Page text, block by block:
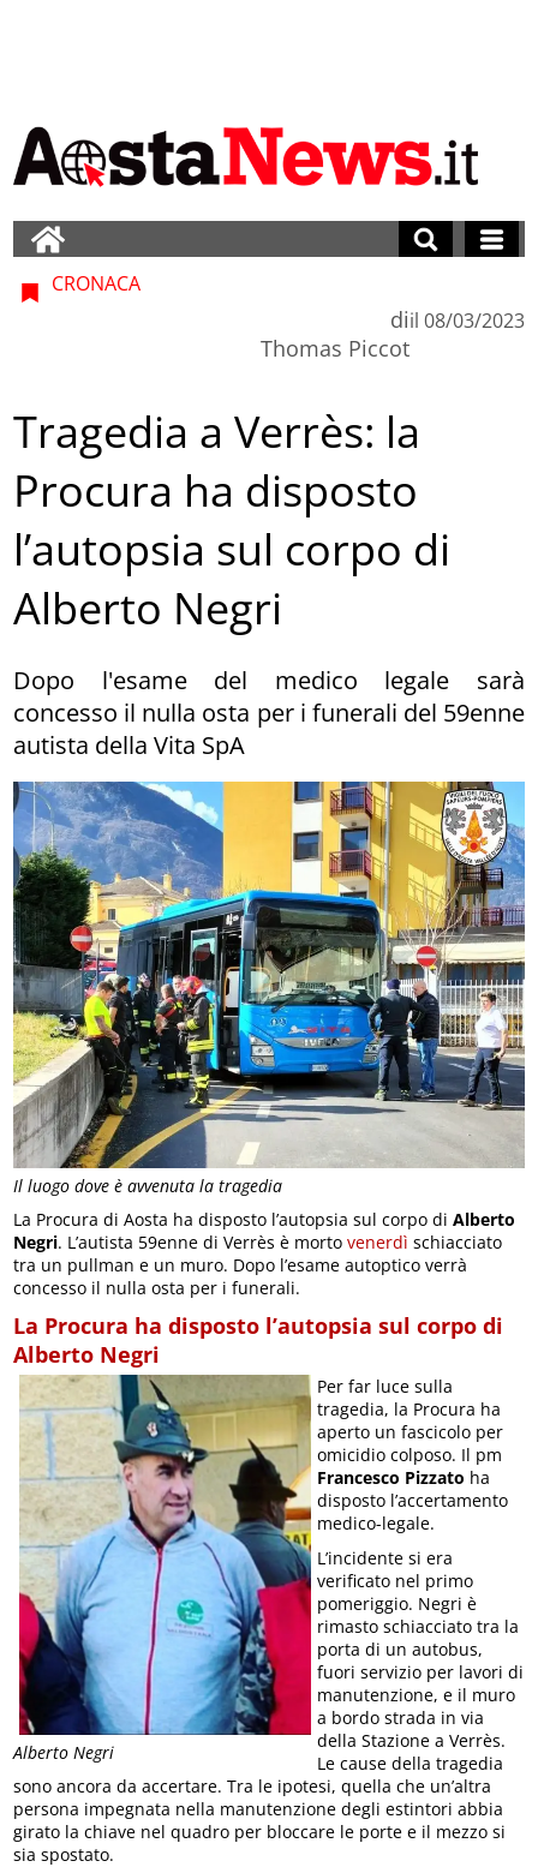
Il luogo dove è avvenuta la tragedia
CRONACA
di
Thomas Piccot
il 08/03/2023
Tragedia a Verrès: la
Procura ha disposto
l’autopsia sul corpo di
Alberto Negri
Dopo l'esame del medico legale sarà
concesso il nulla osta per i funerali del 59enne
autista della Vita SpA
La Procura di Aosta ha disposto l’autopsia sul corpo diAlberto
Negri. L’autista 59enne di Verrès è mortovenerdì schiacciato
tra un pullman e un muro. Dopo l’esame autoptico verrà
concesso il nulla osta per i funerali.
La Procura ha disposto l’autopsia sul corpo di
Alberto Negri
Alberto Negri
Per far luce sulla
tragedia, la Procura ha
aperto un fascicolo per
omicidio colposo. Il pm
Francesco Pizzato ha
disposto l’accertamento
medico-legale.
L’incidente si era
verificato nel primo
pomeriggio. Negri è
rimasto schiacciato tra la
porta di un autobus,
fuori servizio per lavori di
manutenzione, e il muro
a bordo strada in via
della Stazione a Verrès.
Le cause della tragedia
sono ancora da accertare. Tra le ipotesi, quella che un’altra
persona impegnata nella manutenzione degli estintori abbia
girato la chiave nel quadro per bloccare le porte e il mezzo si
sia spostato.